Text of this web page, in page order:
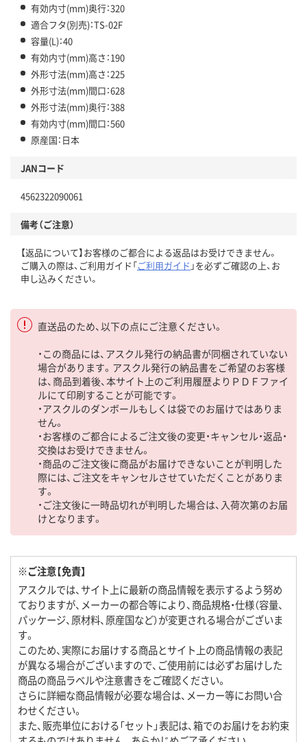
有効内寸(mm)奥行：320
適合フタ(別売)：TS-02F
容量(L)：40
有効内寸(mm)高さ：190
外形寸法(mm)高さ：225
外形寸法(mm)間口：628
外形寸法(mm)奥行：388
有効内寸(mm)間口：560
原産国：日本
JANコード
4562322090061
備考（ご注意）
【返品について】お客様のご都合による返品はお受けできません。
ご購入の際は、ご利用ガイド「ご利用ガイド 」を必ずご確認の上、お
申し込みください。
直送品のため、以下の点にご注意ください。
・この商品には、アスクル発行の納品書が同梱されていない
場合があります。アスクル発行の納品書をご希望のお客様
は、商品到着後、本サイト上のご利用履歴よりＰＤＦファイ
ルにて印刷することが可能です。
・アスクルのダンボールもしくは袋でのお届けではありま
せん。
・お客様のご都合によるご注文後の変更・キャンセル・返品・
交換はお受けできません。
・商品のご注文後に商品がお届けできないことが判明した
際には、ご注文をキャンセルさせていただくことがありま
す。
・ご注文後に一時品切れが判明した場合は、入荷次第のお届
けとなります。
※ご注意【免責】
アスクルでは、サイト上に最新の商品情報を表示するよう努め
ておりますが、メーカーの都合等により、商品規格・仕様（容量、
パッケージ、原材料、原産国など）が変更される場合がございま
す。
このため、実際にお届けする商品とサイト上の商品情報の表記
が異なる場合がございますので、ご使用前には必ずお届けした
商品の商品ラベルや注意書きをご確認ください。
さらに詳細な商品情報が必要な場合は、メーカー等にお問い合
わせください。
また、販売単位における「セット」表記は、箱でのお届けをお約束